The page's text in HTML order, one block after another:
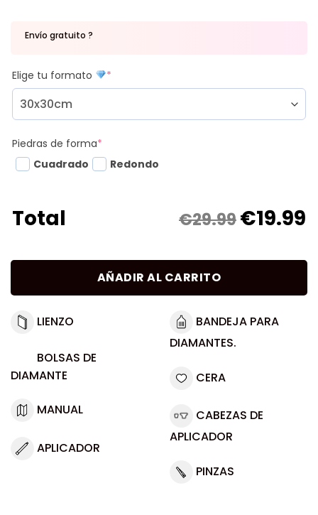
Envío gratuito ?
Elige tu formato *
Piedras de forma*
Cuadrado
Redondo
Total €29.99€19.99
AÑADIR AL CARRITO
LIENZO
BOLSAS DE
DIAMANTE
MANUAL
APLICADOR
BANDEJA PARA
DIAMANTES.
CERA
CABEZAS DE
APLICADOR
PINZAS